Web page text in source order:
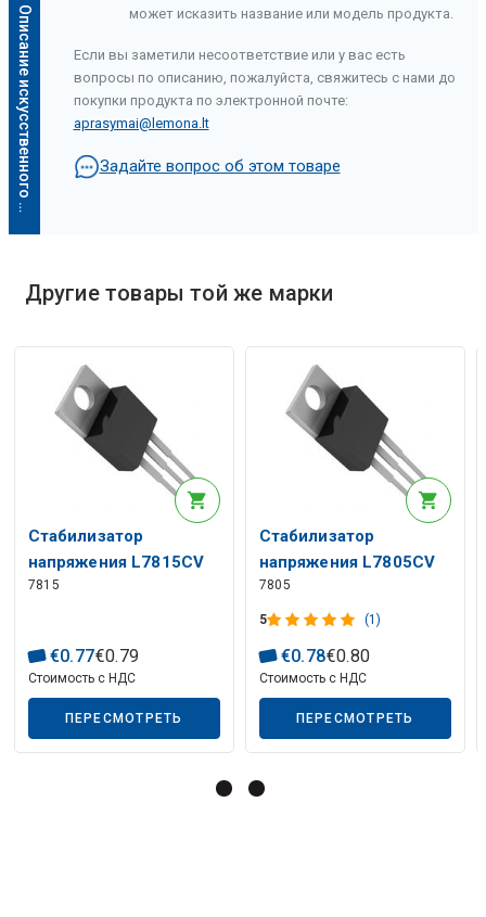
О
п
и
с
а
н
и
е
и
с
к
у
с
с
т
в
е
н
н
о
г
о
и
н
т
е
л
л
е
к
т
а
Описание искусственного интеллекта
Описание искусственного интеллекта
может исказить название или модель продукта.
Если вы заметили несоответствие или у вас есть
вопросы по описанию, пожалуйста, свяжитесь с нами до
покупки продукта по электронной почте:
aprasymai@lemona.lt
Задайте вопрос об этом товаре
Другие товары той же марки
Стабилизатор
напряжения L7815CV
TO220
7815
€0.77€0.79
Стоимость с НДС
ПЕРЕСМОТРЕТЬ
Стабилизатор
напряжения L7805CV
TO220
7805
5 (1)
€0.78€0.80
Стоимость с НДС
ПЕРЕСМОТРЕТЬ